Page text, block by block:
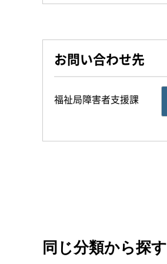
お問い合わせ先
福祉局障害者支援課
同じ分類から探す